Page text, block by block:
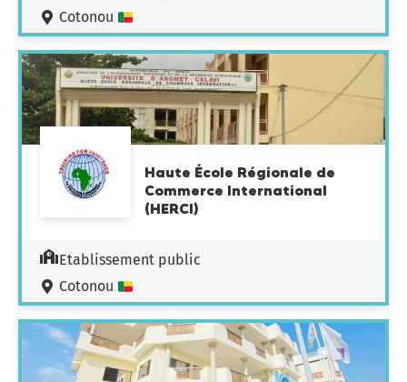
Cotonou
Haute École Régionale de
Commerce International
(HERCI)
Etablissement public
Cotonou